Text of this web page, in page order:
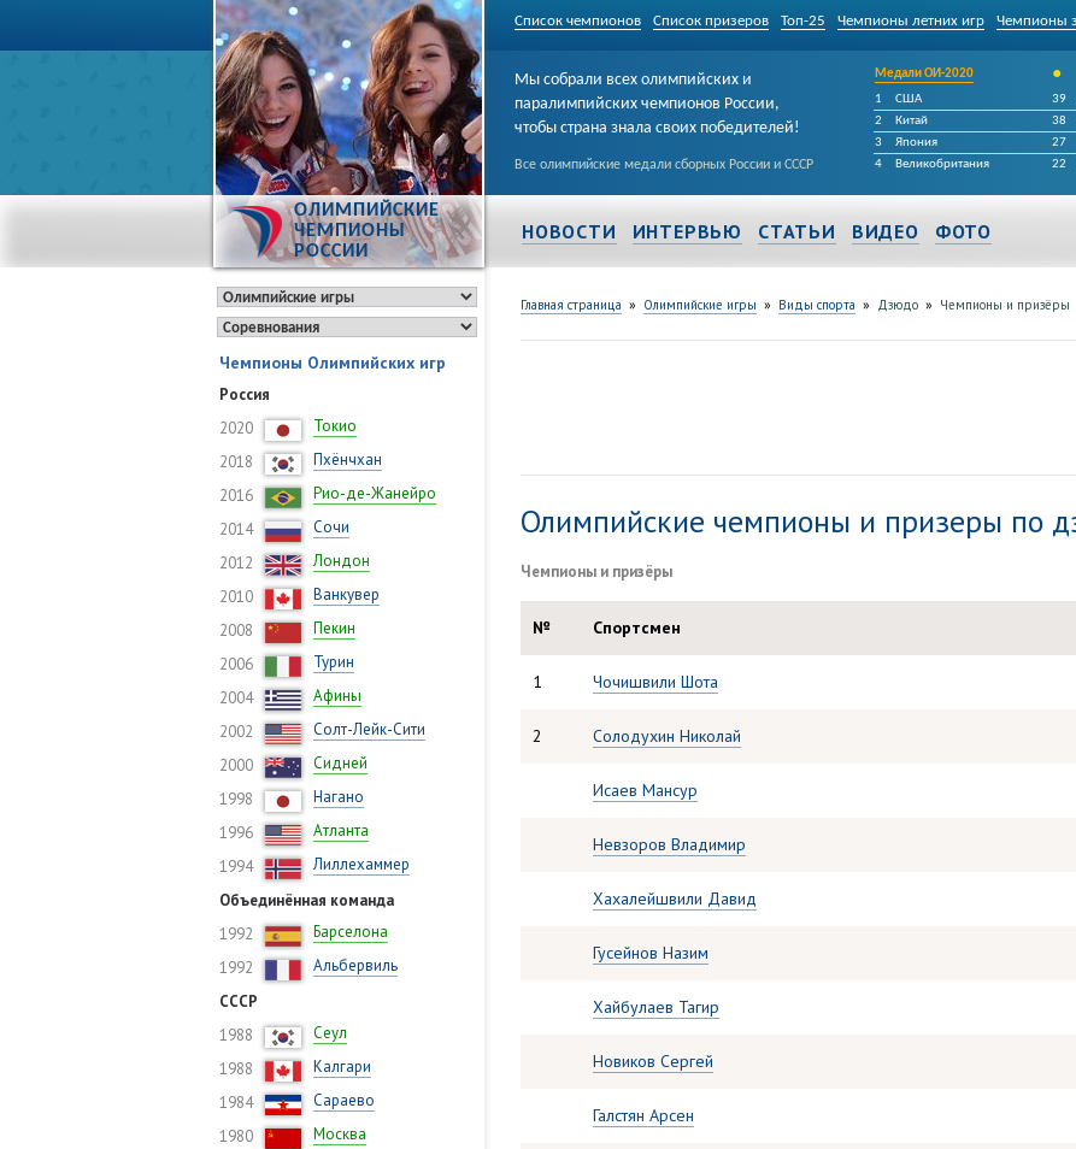
Список чемпионов Список призеров Топ-25 Чемпионы летних игр Чемпионы
ОЛИМПИЙСКИЕ
ЧЕМПИОНЫ
РОССИИ
Мы собрали всех олимпийских и
паралимпийских чемпионов России,
чтобы страна знала своих победителей!
Все олимпийские медали сборных России и СССР
Медали ОИ-2020 •
1
США 39
2
Китай 38
3
Япония 27
4
Великобритания 22
НОВОСТИ ИНТЕРВЬЮ СТАТЬИ ВИДЕО ФОТО
Чемпионы Олимпийских игр
Россия
2020
Токио
2018
Пхёнчхан
2016
Рио-де-Жанейро
2014
Сочи
2012
Лондон
2010
Ванкувер
2008
Пекин
2006
Турин
2004
Афины
2002
Солт-Лейк-Сити
2000
Сидней
1998
Нагано
1996
Атланта
1994
Лиллехаммер
Объединённая команда
1992
Барселона
1992
Альбервиль
СССР
1988
Сеул
1988
Калгари
1984
Сараево
1980
Москва
Главная страница » Олимпийские игры » Виды спорта » Дзюдо » Чемпионы и призёры
Олимпийские чемпионы и призеры по
Чемпионы и призёры
№ Спортсмен
1 Чочишвили Шота
2 Солодухин Николай
Исаев Мансур
Невзоров Владимир
Хахалейшвили Давид
Гусейнов Назим
Хайбулаев Тагир
Новиков Сергей
Галстян Арсен